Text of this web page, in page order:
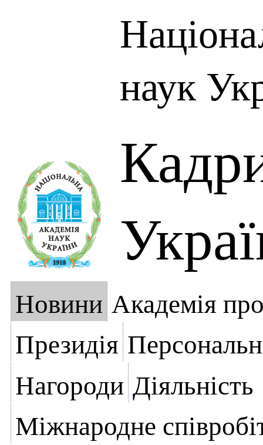
наук
Новини Академія
Президія
Нагороди Діяльність
Міжнародне